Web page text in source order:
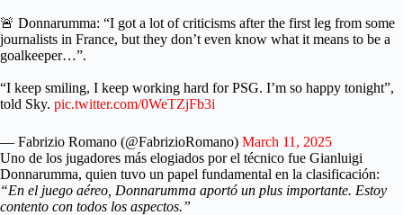
🚨 Donnarumma: “I got a lot of criticisms after the first leg from some
journalists in France, but they don’t even know what it means to be a
goalkeeper…”.
“I keep smiling, I keep working hard for PSG. I’m so happy tonight”,
told Sky. pic.twitter.com/0WeTZjFb3i
— Fabrizio Romano (@FabrizioRomano) March 11, 2025
Uno de los jugadores más elogiados por el técnico fue Gianluigi
Donnarumma, quien tuvo un papel fundamental en la clasificación:
“En el juego aéreo, Donnarumma aportó un plus importante. Estoy
contento con todos los aspectos.”